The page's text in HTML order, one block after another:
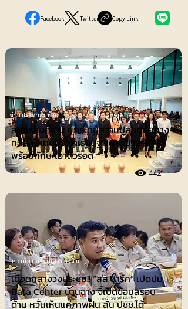
Facebook Twitter Copy Link
ข่าวประชาสัมพันธ์
สมุทรสงคราม ยกระดับความปลอดภัยทาง
ทะเล ฝึกคนประจำเรือปฐมพยาบาล-CPR
พร้อมทักษะเอาตัวรอด
442
เดือดกลางวงประชุม!! “สส.ปาร์ค” เปิดปม
Data Center บ้านฉาง จี้เปิดข้อมูลรอบ
ด้าน หวั่นเห็นแค่ภาพฝัน ลั่น ปชช.ได้
การเมือง-การเมืองท้องถิ่น